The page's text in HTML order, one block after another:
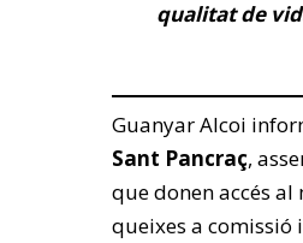
qualitat de
Guanyar Alcoi
Sant Pancraç,
que donen accés
queixes a comissió